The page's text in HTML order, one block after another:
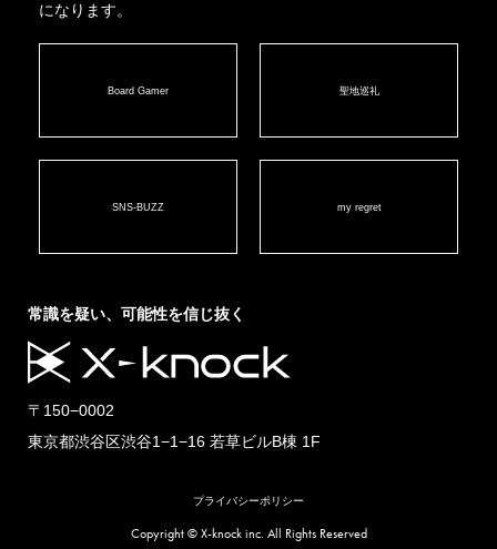
になります。
Board Gamer 聖地巡礼
SNS-BUZZ my regret
常識を疑い、可能性を信じ抜く
〒150−0002
東京都渋谷区渋谷1−1−16 若草ビルB棟 1F
プライバシーポリシー
Copyright © X-knock inc. All Rights Reserved